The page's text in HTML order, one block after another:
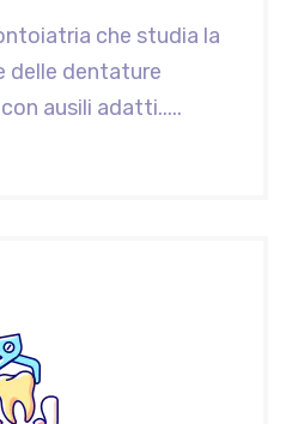
che studia la
delle dentature
ausili adatti.....